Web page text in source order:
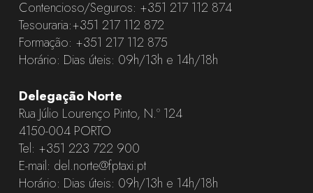
Contencioso/Seguros: +351 217 112 874
Tesouraria:+351 217 112 872
Formação: +351 217 112 875
Horário: Dias úteis: 09h/13h e 14h/18h
Delegação Norte
Rua Júlio Lourenço Pinto, N.º 124
4150-004 PORTO
Tel: +351 223 722 900
E-mail: del.norte@fptaxi.pt
Horário: Dias úteis: 09h/13h e 14h/18h